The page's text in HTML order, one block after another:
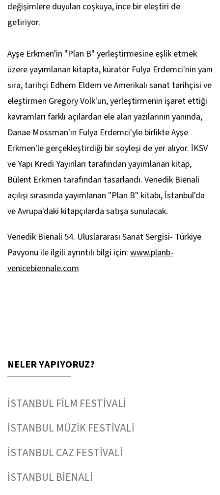
değişimlere duyulan coşkuya, ince bir eleştiri de
getiriyor.
Ayşe Erkmen'in "Plan B" yerleştirmesine eşlik etmek
üzere yayımlanan kitapta, küratör Fulya Erdemci'nin yanı
sıra, tarihçi Edhem Eldem ve Amerikalı sanat tarihçisi ve
eleştirmen Gregory Volk'un, yerleştirmenin işaret ettiği
kavramları farklı açılardan ele alan yazılarının yanında,
Danae Mossman'ın Fulya Erdemci'yle birlikte Ayşe
Erkmen'le gerçekleştirdiği bir söyleşi de yer alıyor. İKSV
ve Yapı Kredi Yayınları tarafından yayımlanan kitap,
Bülent Erkmen tarafından tasarlandı. Venedik Bienali
açılışı sırasında yayımlanan "Plan B" kitabı, İstanbul'da
ve Avrupa'daki kitapçılarda satışa sunulacak.
Venedik Bienali 54. Uluslararası Sanat Sergisi- Türkiye
Pavyonu ile ilgili ayrıntılı bilgi için: www.planb-
venicebiennale.com
NELER YAPIYORUZ?
İSTANBUL FİLM FESTİVALİ
İSTANBUL MÜZİK FESTİVALİ
İSTANBUL CAZ FESTİVALİ
İSTANBUL BİENALİ